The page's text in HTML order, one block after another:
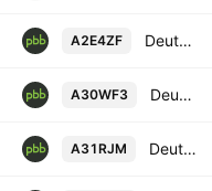
A2E4ZF Deutsche Pfandbriefbank AG 1.85% 20-SEP-2032
A30WF3 Deutsche Pfandbriefbank AG 4.383% 28-MAR-2028
A31RJM Deutsche Pfandbriefbank AG 4.495% 17-FEB-2027